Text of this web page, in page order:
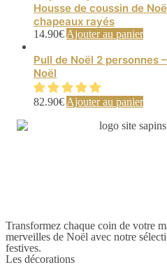
Housse de coussin de
chapeaux rayés
14.90€ Ajouter au panier
Pull de Noël 2 personnes
Noël
82.90€ Ajouter au panier
Transformez chaque coin de votre
merveilles de Noël avec notre
festives.
Les décorations